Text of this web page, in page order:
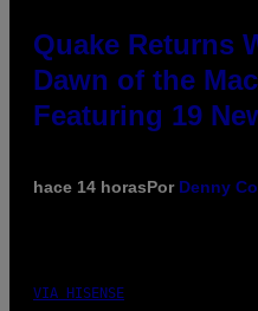
Quake Returns
Dawn of the
Featuring 19
hace 14 horasPor Denny
VIA HISENSE